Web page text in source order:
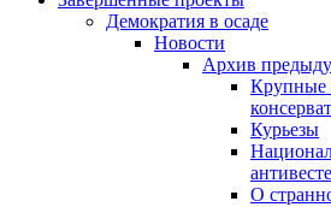
Демократия в осаде
Новости
Архив
Крупные
Курьезы
О